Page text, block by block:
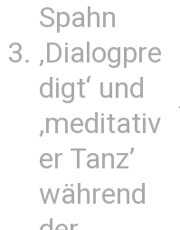
Spahn
‚Dialogpre
digt‘ und
‚meditativ
er Tanz’
während